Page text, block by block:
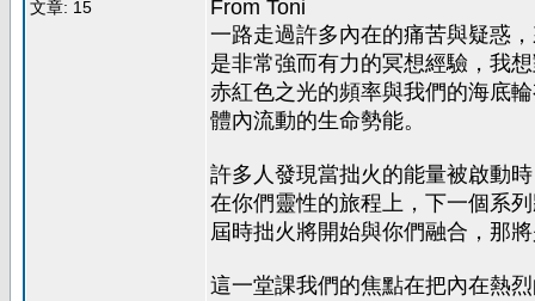
文章: 15
From Toni
一路走過許多內在的痛苦與疑惑
是非常強而有力的冥想經驗，我
赤紅色之光的頻率與我們的海底
體內流動的生命勢能。
許多人發現當拙火的能量被啟動
在你們靈性的旅程上，下一個系
屆時拙火將開始與你們融合，那
這一堂課我們的焦點在把內在熱